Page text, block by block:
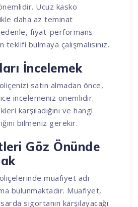
Ucuz kasko
daha az teminat
fiyat-performans
teklifi bulmaya çalışmalısınız.
İncelemek
satın almadan önce,
incelemeniz önemlidir.
karşıladığını ve hangi
bilmeniz gerekir.
Göz Önünde
muafiyet adı
bulunmaktadır. Muafiyet,
sigortanın karşılayacağı